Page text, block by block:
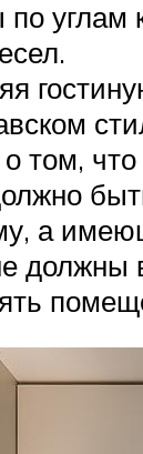
углам
том, что
а
должны